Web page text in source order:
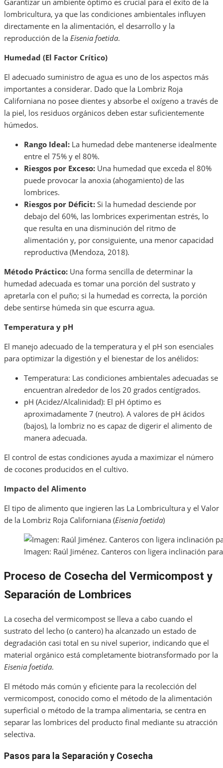
Garantizar un ambiente óptimo es crucial para el éxito de la
lombricultura, ya que las condiciones ambientales influyen
directamente en la alimentación, el desarrollo y la
reproducción de la Eisenia foetida.
Humedad (El Factor Crítico)
El adecuado suministro de agua es uno de los aspectos más
importantes a considerar. Dado que la Lombriz Roja
Californiana no posee dientes y absorbe el oxígeno a través de
la piel, los residuos orgánicos deben estar suficientemente
húmedos.
Rango Ideal: La humedad debe mantenerse idealmente
entre el 75% y el 80%.
Riesgos por Exceso: Una humedad que exceda el 80%
puede provocar la anoxia (ahogamiento) de las
lombrices.
Riesgos por Déficit: Si la humedad desciende por
debajo del 60%, las lombrices experimentan estrés, lo
que resulta en una disminución del ritmo de
alimentación y, por consiguiente, una menor capacidad
reproductiva (Mendoza, 2018).
Método Práctico: Una forma sencilla de determinar la
humedad adecuada es tomar una porción del sustrato y
apretarla con el puño; si la humedad es correcta, la porción
debe sentirse húmeda sin que escurra agua.
Temperatura y pH
El manejo adecuado de la temperatura y el pH son esenciales
para optimizar la digestión y el bienestar de los anélidos:
Temperatura: Las condiciones ambientales adecuadas se
encuentran alrededor de los 20 grados centígrados.
pH (Acidez/Alcalinidad): El pH óptimo es
aproximadamente 7 (neutro). A valores de pH ácidos
(bajos), la lombriz no es capaz de digerir el alimento de
manera adecuada.
El control de estas condiciones ayuda a maximizar el número
de cocones producidos en el cultivo.
Impacto del Alimento
El tipo de alimento que ingieren las La Lombricultura y el Valor
de la Lombriz Roja Californiana (Eisenia foetida)
Imagen: Raúl Jiménez. Canteros con ligera inclinación
Proceso de Cosecha del Vermicompost y
Separación de Lombrices
La cosecha del vermicompost se lleva a cabo cuando el
sustrato del lecho (o cantero) ha alcanzado un estado de
degradación casi total en su nivel superior, indicando que el
material orgánico está completamente biotransformado por la
Eisenia foetida.
El método más común y eficiente para la recolección del
vermicompost, conocido como el método de la alimentación
superficial o método de la trampa alimentaria, se centra en
separar las lombrices del producto final mediante su atracción
selectiva.
Pasos para la Separación y Cosecha